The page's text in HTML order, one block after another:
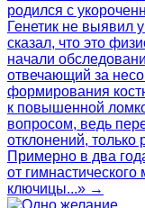
родился с
Генетик не выявил
сказал, что это
начали
отвечающий за
формирования
к повышенной
вопросом, ведь
отклонений,
Примерно в два
от
ключицы...» →